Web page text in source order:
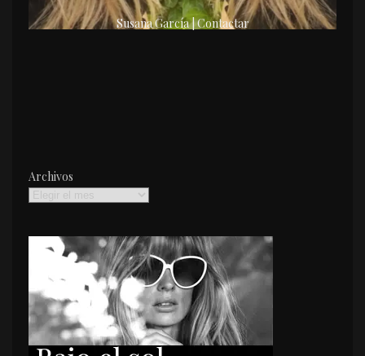
Susana García | Contactar
Archivos